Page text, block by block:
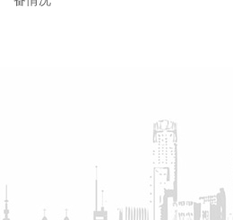
女家庭购买住房的，可上浮40万元
高贷款额度可叠加上浮，购房家庭
最高上浮60万元；夫妻双方均为缴
元。实际贷款额度依据购房家庭还款
2026-08-07 21:32:25